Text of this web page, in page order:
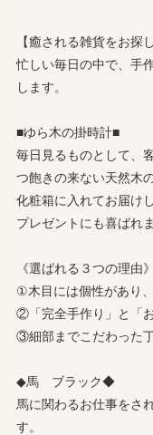
【癒される雑貨をお探
忙しい毎日の中で、手
します。
■ゆら木の掛時計■
毎日見るものとして、
つ飽きの来ない天然木
化粧箱に入れてお届けし
プレゼントにも喜ばれ
《選ばれる３つの理由》
①木目には個性があり
②「完全手作り」と「
③細部までこだわった
◆馬 ブラック◆
馬に関わるお仕事をさ
す。